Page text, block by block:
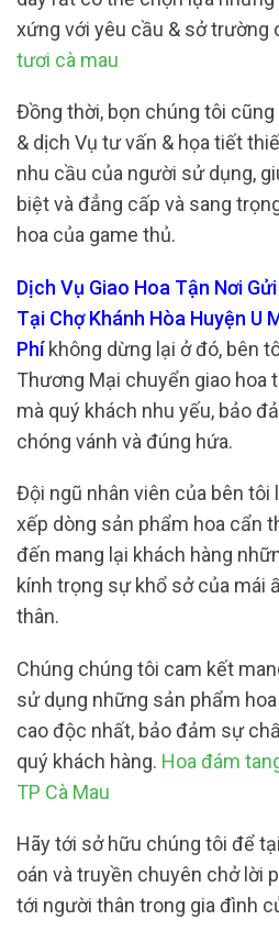
xứng với yêu cầu & sở trường
tươi cà mau
Đồng thời, bọn chúng tôi
& dịch Vụ tư vấn & họa tiết
nhu cầu của người sử dụng,
biệt và đẳng cấp và sang
hoa của game thủ.
Dịch Vụ Giao Hoa Tận Nơi
Tại Chợ Khánh Hòa Huyện U
Phíkhông dừng lại ở đó, bên
Thương Mại chuyển giao hoa
mà quý khách nhu yếu, bảo
chóng vánh và đúng hứa.
Đội ngũ nhân viên của bên tôi
xếp dòng sản phẩm hoa cẩn
đến mang lại khách hàng
kính trọng sự khổ sở của mái
thân.
Chúng chúng tôi cam kết
sử dụng những sản phẩm
cao độc nhất, bảo đảm sự
quý khách hàng. Hoa đám
TP Cà Mau
Hãy tới sở hữu chúng tôi để
oán và truyền chuyên chở lời
tới người thân trong gia đình